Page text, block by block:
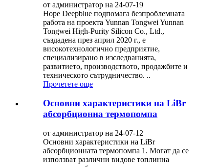
от администратор на 24-07-19
Hope Deepblue подпомага безпроблемната
работа на проекта Yunnan Tongwei Yunnan
Tongwei High-Purity Silicon Co., Ltd.,
създадена през април 2020 г., е
високотехнологично предприятие,
специализирано в изследванията,
развитието, производството, продажбите и
техническото сътрудничество. ..
Прочетете още
Основни характеристики на LiBr
абсорбционна термопомпа
от администратор на 24-07-12
Основни характеристики на LiBr
абсорбционната термопомпа 1. Могат да се
използват различни видове топлинна